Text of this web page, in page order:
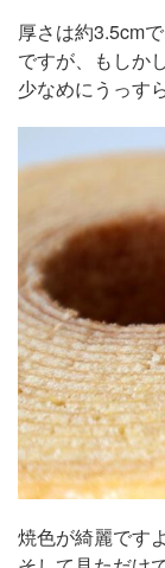
厚さは約3.5cm
ですが、もしか
少なめにうっす
焼色が綺麗です